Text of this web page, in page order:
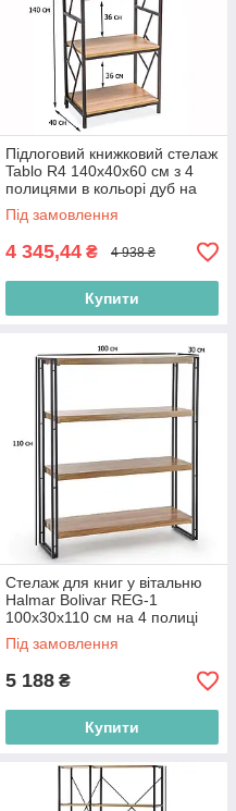
Підлоговий книжковий стелаж
Tablo R4 140х40х60 см з 4
полицями в кольорі дуб на
темно-коричневому каркасі
Під замовлення
4 345,44 ₴ 4 938 ₴
Купити
Стелаж для книг у вітальню
Halmar Bolivar REG-1
100х30х110 см на 4 полиці
дуб золотий із чорним
каркасом
Під замовлення
5 188 ₴
Купити